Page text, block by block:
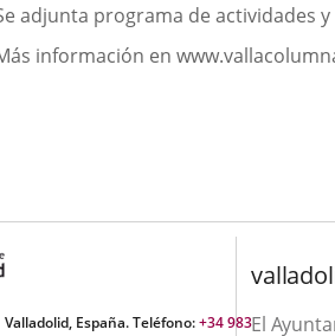
adjunta programa de actividades
información en
España. Teléfono:+34 983El